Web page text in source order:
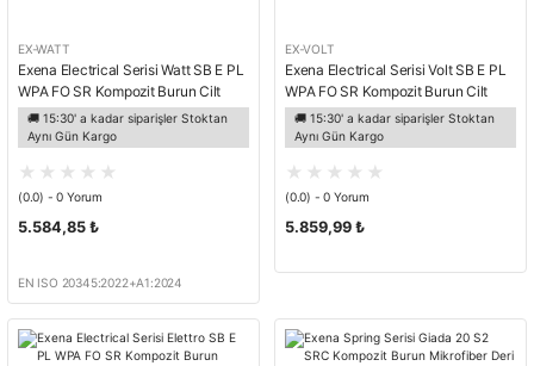
EX-WATT
Exena Electrical Serisi Watt SB E PL
WPA FO SR Kompozit Burun Cilt
Deri 18.000 V Elektrikçi İş Ayakkabısı
🚚 15:30' a kadar siparişler Stoktan
Aynı Gün Kargo
(0.0) - 0 Yorum
5.584,85 ₺
EN ISO 20345:2022+A1:2024
EX-VOLT
Exena Electrical Serisi Volt SB E PL
WPA FO SR Kompozit Burun Cilt
Deri 18.000 V Elektrikçi İş Botu
🚚 15:30' a kadar siparişler Stoktan
Aynı Gün Kargo
(0.0) - 0 Yorum
5.859,99 ₺